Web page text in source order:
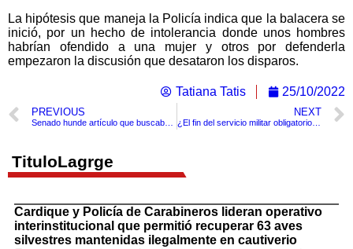
La hipótesis que maneja la Policía indica que la balacera se
inició, por un hecho de intolerancia donde unos hombres
habrían ofendido a una mujer y otros por defenderla
empezaron la discusión que desataron los disparos.
Tatiana Tatis 25/10/2022
PREVIOUS NEXT
¿El fin del servicio militar obligatorio? El Senado aprobó su eliminación￼
TituloLagrge
Cardique y Policía de Carabineros lideran operativo
interinstitucional que permitió recuperar 63 aves
silvestres mantenidas ilegalmente en cautiverio